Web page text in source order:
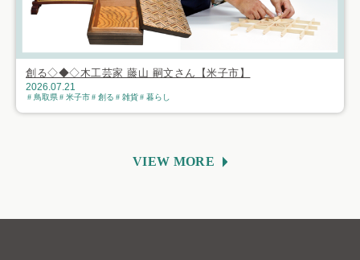
創る◇◆◇木工芸家 藤山 嗣文さん【米子市】
2026.07.21
鳥取県 米子市 創る 雑貨 暮らし
VIEW MORE